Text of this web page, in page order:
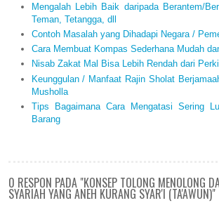
Mengalah Lebih Baik daripada Berantem/
Teman, Tetangga, dll
Contoh Masalah yang Dihadapi Negara /
Cara Membuat Kompas Sederhana Mudah
Nisab Zakat Mal Bisa Lebih Rendah dari
Keunggulan / Manfaat Rajin Sholat
Musholla
Tips Bagaimana Cara Mengatasi Sering
Barang
0 RESPON PADA "KONSEP TOLONG MENOLONG
SYARIAH YANG ANEH KURANG SYAR'I (TA'AWUN)"